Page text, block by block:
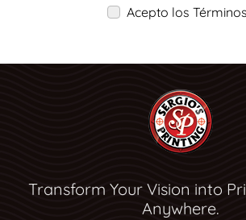
Acepto los
Transform Your Vision into
Anywhere.